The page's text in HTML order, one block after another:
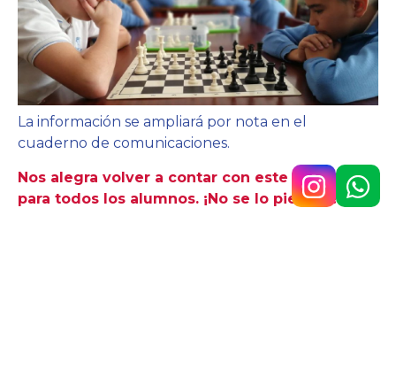
La información se ampliará por nota en el
cuaderno de comunicaciones.
Nos alegra volver a contar con este espacio
para todos los alumnos. ¡No se lo pierdan!